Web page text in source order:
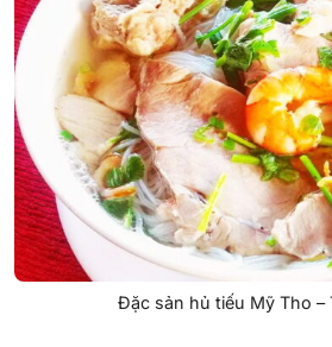
Đặc sản hủ tiếu Mỹ Tho –